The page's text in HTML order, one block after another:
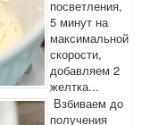
посветления,
5 минут на
максимальной
скорости,
добавляем 2
желтка...
Взбиваем до
получения